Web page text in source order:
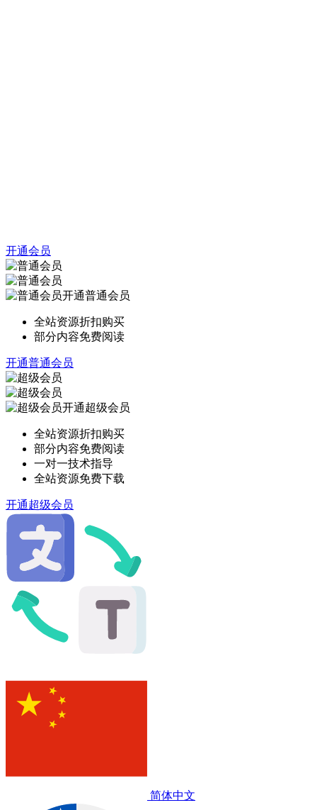
开通会员
开通普通会员
全站资源折扣购买
部分内容免费阅读
开通普通会员
开通超级会员
全站资源折扣购买
部分内容免费阅读
一对一技术指导
全站资源免费下载
开通超级会员
简体中文